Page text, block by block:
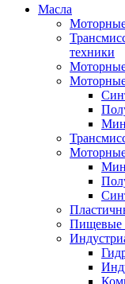
Масла
Моторные
техники
Моторные
Моторные
Пищевые